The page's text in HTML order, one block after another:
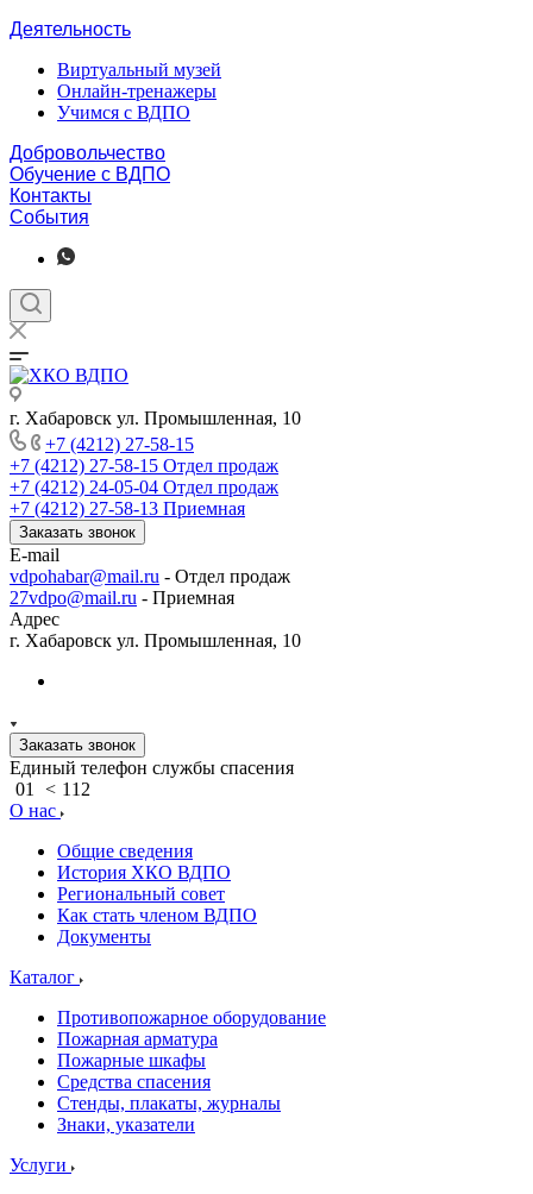
Деятельность
Виртуальный музей
Онлайн-тренажеры
Учимся с ВДПО
Добровольчество
Обучение с ВДПО
Контакты
События
г. Хабаровск ул. Промышленная, 10
+7 (4212) 27-58-15
+7 (4212) 27-58-15 Отдел продаж
+7 (4212) 24-05-04 Отдел продаж
+7 (4212) 27-58-13 Приемная
Заказать звонок
E-mail
vdpohabar@mail.ru - Отдел продаж
27vdpo@mail.ru - Приемная
Адрес
г. Хабаровск ул. Промышленная, 10
Заказать звонок
Единый телефон службы спасения
01
< 112
О нас
Общие сведения
История ХКО ВДПО
Региональный совет
Как стать членом ВДПО
Документы
Каталог
Противопожарное оборудование
Пожарная арматура
Пожарные шкафы
Средства спасения
Стенды, плакаты, журналы
Знаки, указатели
Услуги